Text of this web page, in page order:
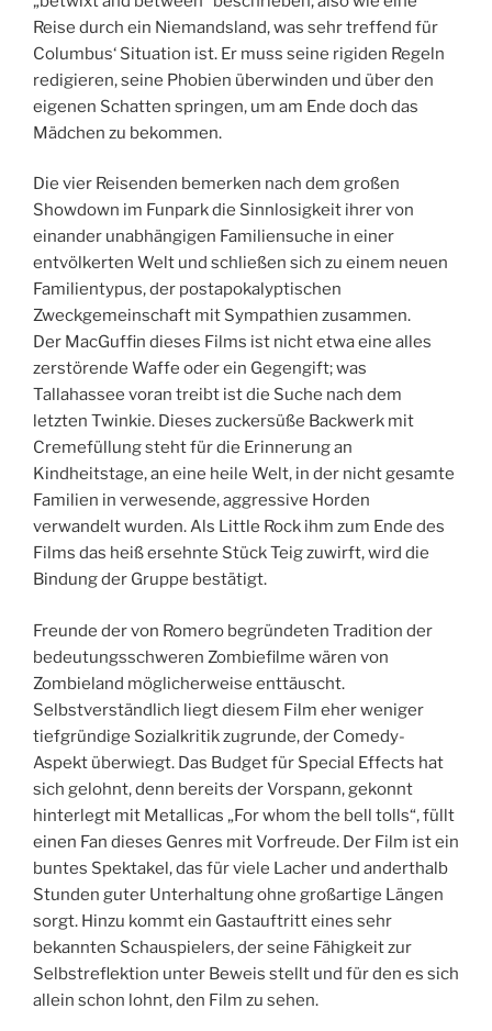
Reise durch ein Niemandsland, was sehr treffend für
Columbus‘ Situation ist. Er muss seine rigiden Regeln
redigieren, seine Phobien überwinden und über den
eigenen Schatten springen, um am Ende doch das
Mädchen zu bekommen.
Die vier Reisenden bemerken nach dem großen
Showdown im Funpark die Sinnlosigkeit ihrer von
einander unabhängigen Familiensuche in einer
entvölkerten Welt und schließen sich zu einem neuen
Familientypus, der postapokalyptischen
Zweckgemeinschaft mit Sympathien zusammen.
Der MacGuffin dieses Films ist nicht etwa eine alles
zerstörende Waffe oder ein Gegengift; was
Tallahassee voran treibt ist die Suche nach dem
letzten Twinkie. Dieses zuckersüße Backwerk mit
Cremefüllung steht für die Erinnerung an
Kindheitstage, an eine heile Welt, in der nicht gesamte
Familien in verwesende, aggressive Horden
verwandelt wurden. Als Little Rock ihm zum Ende des
Films das heiß ersehnte Stück Teig zuwirft, wird die
Bindung der Gruppe bestätigt.
Freunde der von Romero begründeten Tradition der
bedeutungsschweren Zombiefilme wären von
Zombieland möglicherweise enttäuscht.
Selbstverständlich liegt diesem Film eher weniger
tiefgründige Sozialkritik zugrunde, der Comedy-
Aspekt überwiegt. Das Budget für Special Effects hat
sich gelohnt, denn bereits der Vorspann, gekonnt
hinterlegt mit Metallicas „For whom the bell tolls“, füllt
einen Fan dieses Genres mit Vorfreude. Der Film ist ein
buntes Spektakel, das für viele Lacher und anderthalb
Stunden guter Unterhaltung ohne großartige Längen
sorgt. Hinzu kommt ein Gastauftritt eines sehr
bekannten Schauspielers, der seine Fähigkeit zur
Selbstreflektion unter Beweis stellt und für den es sich
allein schon lohnt, den Film zu sehen.